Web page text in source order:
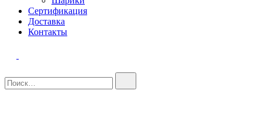
Сертификация
Доставка
Контакты